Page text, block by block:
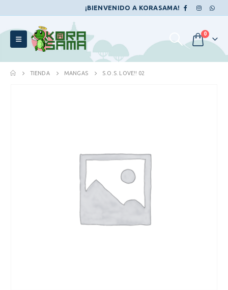
¡BIENVENIDO A KORASAMA!
0
TIENDA MANGAS S.O.S. LOVE!! 02